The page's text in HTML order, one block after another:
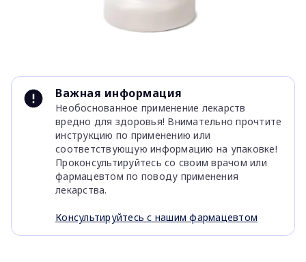
Важная информация
Необоснованное применение лекарств
вредно для здоровья! Внимательно прочтите
инструкцию по применению или
соответствующую информацию на упаковке!
Проконсультируйтесь со своим врачом или
фармацевтом по поводу применения
лекарства.
Консультируйтесь с нашим фармацевтом